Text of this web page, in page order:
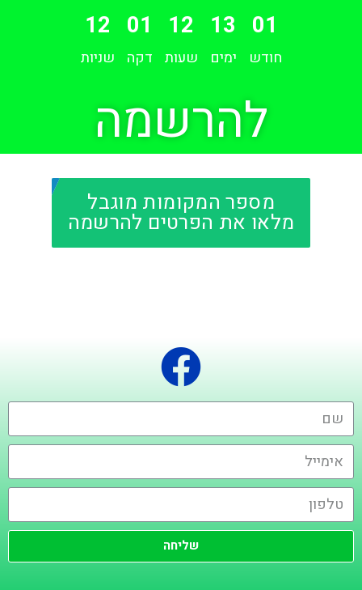
01
חודש
13
ימים
12
שעות
01
דקה
12
שניות
להרשמה
מספר המקומות מוגבל
מלאו את הפרטים להרשמה
שליחה